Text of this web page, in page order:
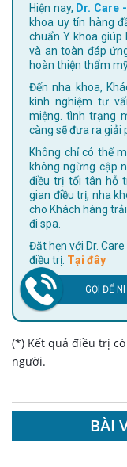
Hiện nay, Dr. Care
khoa uy tín hàng
chuẩn Y khoa giúp
và an toàn đáp
hoàn thiện thẩm
Đến nha khoa,
kinh nghiệm tư
miệng. tình trạng
càng sẽ đưa ra giải
Không chỉ có thế mạnh về chất lượng điều trị, Dr. Care còn
không ngừng cập
điều trị tối tân hỗ
gian điều trị, nha
cho Khách hàng
đi spa.
Đặt hẹn với Dr. Care - Implant Clinic để thăm khám, tư vấn và
điều trị. Tại đây
GỌI ĐỂ
(*) Kết quả điều trị
người.
BÀI